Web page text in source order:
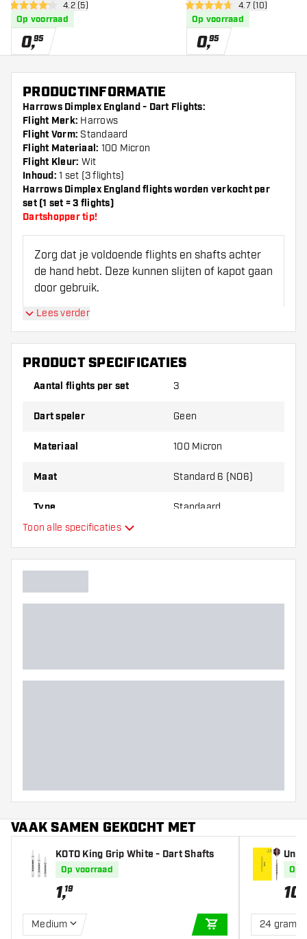
open reviews drawer
4.2 score sterren4.2 (5)
Op voorraad
0,95
open reviews
4.7 score sterren4.7 (10)
Op voorraad
0,95
PRODUCTINFORMATIE
Harrows Dimplex England - Dart Flights:
Flight Merk: Harrows
Flight Vorm: Standaard
Flight Materiaal: 100 Micron
Flight Kleur: Wit
Inhoud: 1 set (3 flights)
Harrows Dimplex England flights worden verkocht per
set (1 set = 3 flights)
Dartshopper tip!
Zorg dat je voldoende flights en shafts achter
de hand hebt. Deze kunnen slijten of kapot gaan
door gebruik.
dikte van de flights om erachter te komen
welke variant het beste bij je past!
Lees verder
PRODUCT SPECIFICATIES
Aantal flights per set 3
Dart speler Geen
Materiaal 100 Micron
Maat Standard 6 (NO6)
Type Standaard
Hoofdkleur
Toon alle specificaties
VAAK SAMEN GEKOCHT MET
KOTO King Grip White - Dart Shafts
Op voorraad
1,19
Medium
IN WINKELWAGEN
Op
24 gram